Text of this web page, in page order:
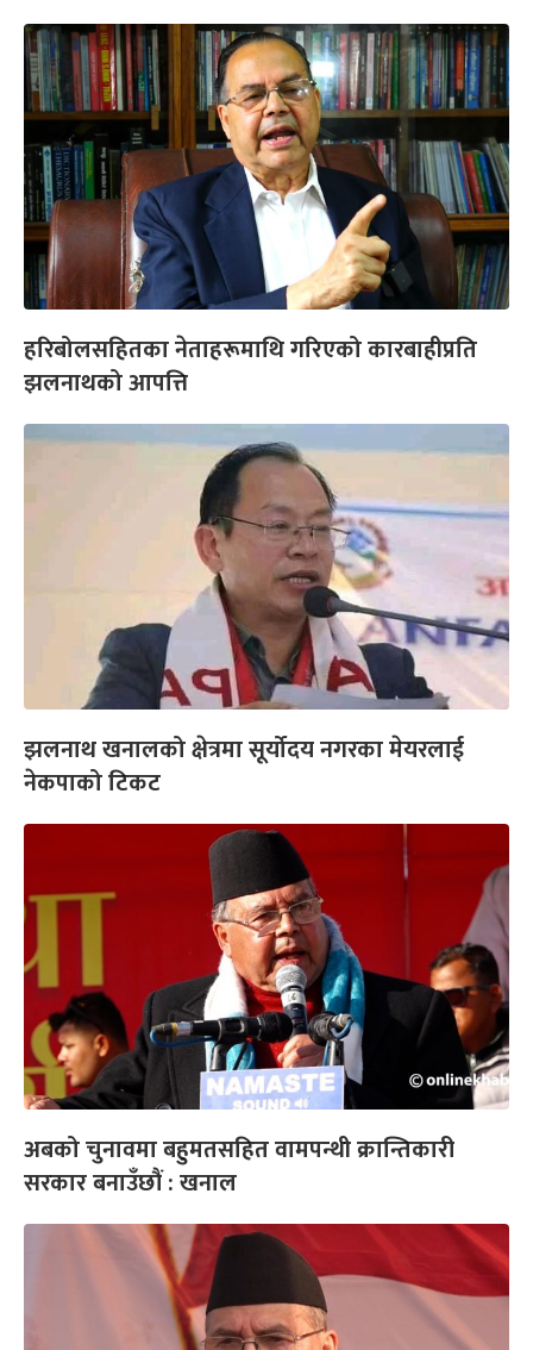
हरिबोलसहितका नेताहरूमाथि गरिएको कारबाहीप्रति
झलनाथको आपत्ति
झलनाथ खनालको क्षेत्रमा सूर्योदय नगरका मेयरलाई
नेकपाको टिकट
अबको चुनावमा बहुमतसहित वामपन्थी क्रान्तिकारी
सरकार बनाउँछौं : खनाल